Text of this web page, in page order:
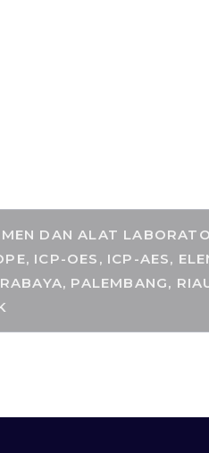
DAN ALAT
ICP-OES, ICP-AES,
PALEMBANG,